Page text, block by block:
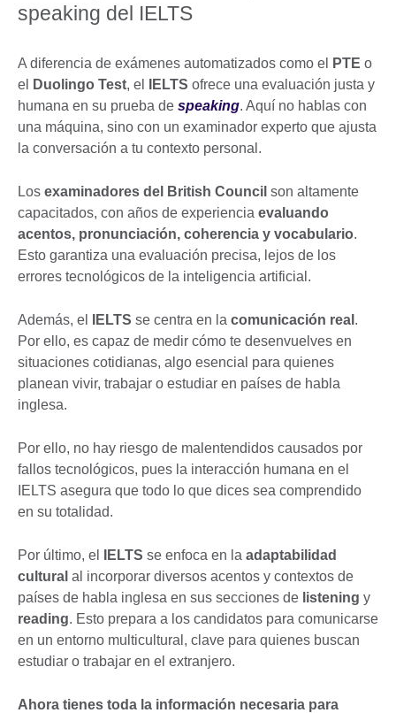
speaking del IELTS
A diferencia de exámenes automatizados como el PTE o
el
Duolingo Test, el IELTS ofrece una evaluación justa y
humana en su prueba de speaking. Aquí no hablas con
una máquina, sino con un examinador experto que ajusta
la conversación a tu contexto personal.
Los examinadores del British Council son altamente
capacitados, con años de experiencia evaluando
acentos, pronunciación, coherencia y vocabulario.
Esto garantiza una evaluación precisa, lejos de los
errores tecnológicos de la inteligencia artificial.
Además, el IELTS se centra en la comunicación real .
Por ello, es capaz de medir cómo te desenvuelves en
situaciones cotidianas, algo esencial para quienes
planean vivir, trabajar o estudiar en países de habla
inglesa.
Por ello, no hay riesgo de malentendidos causados por
fallos tecnológicos, pues la interacción humana en el
IELTS asegura que todo lo que dices sea comprendido
en su totalidad.
Por último, el IELTS se enfoca en la adaptabilidad
cultural al incorporar diversos acentos y contextos de
países de habla inglesa en sus secciones de listening y
reading. Esto prepara a los candidatos para comunicarse
en un entorno multicultural, clave para quienes buscan
estudiar o trabajar en el extranjero.
Ahora tienes toda la información necesaria para